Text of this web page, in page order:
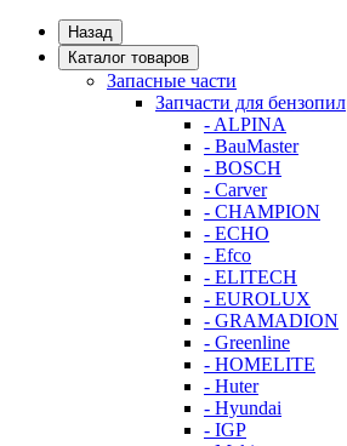
Назад
Каталог товаров
Запасные части
Запчасти для бензопил
- ALPINA
- BauMaster
- BOSCH
- Carver
- CHAMPION
- ECHO
- Efco
- ELITECH
- EUROLUX
- GRAMADION
- Greenline
- HOMELITE
- Huter
- Hyundai
- IGP